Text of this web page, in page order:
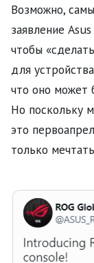
Возможно,
заявление
чтобы
для
что оно может
Но поскольку
это
только